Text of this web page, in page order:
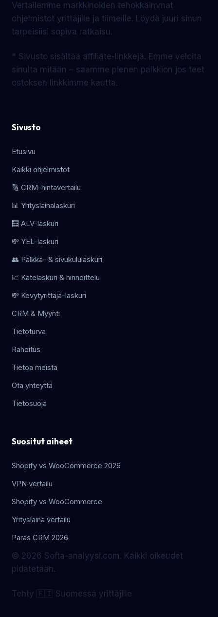
Vertailemme markkinoiden tehokkaimmat
ohjelmistot yrittäjille ja tiimeille. Löydä juuri sinun
tarpeisiisi sopiva ratkaisu.
* Sivusto sisältää affiliate-linkkejä. Emme veloita
sinulta mitään – saamme pienen palkkion jos teet
ostoksen linkkimme kautta.
Sivusto
Etusivu
Kaikki ohjelmistot
🔢 CRM-hintavertailu
📊 Yrityslainalaskuri
🧮 ALV-laskuri
💸 YEL-laskuri
👥 Palkka- & sivukululaskuri
📈 Katelaskuri & hinnoittelu
💸 Kevytyrittäjä-laskuri
CRM & Myynti
Tietoturva
Rahoitus
Tietoa meistä
Ota yhteyttä
Tietosuoja
Suositut aiheet
Shopify vs WooCommerce 2026
VPN vertailu
Shopify vs WooCommerce
Yrityslaina vertailu
Paras CRM 2026
© 2026 Softa-analyysi.com. Kaikki oikeudet
pidätetään.
Tehty 🇫🇮 Suomessa yrittäjille